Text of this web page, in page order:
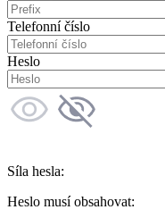
Telefonní číslo
Heslo
Síla hesla:
Heslo musí obsahovat: